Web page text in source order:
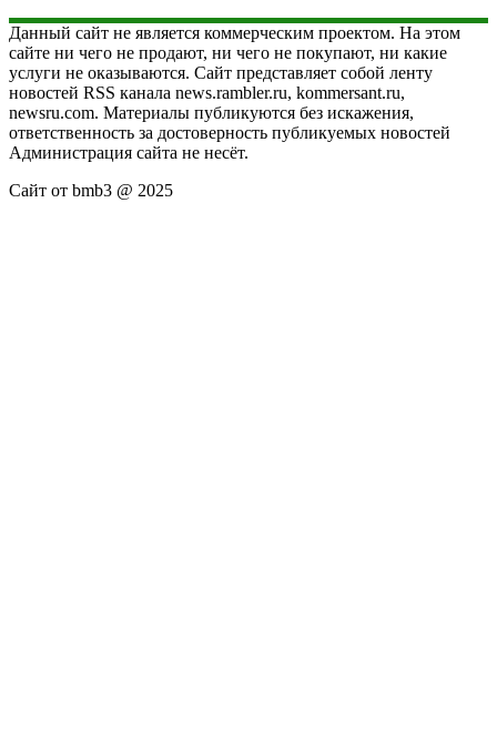
Данный сайт не является коммерческим проектом. На этом
сайте ни чего не продают, ни чего не покупают, ни какие
услуги не оказываются. Сайт представляет собой ленту
новостей RSS канала news.rambler.ru, kommersant.ru,
newsru.com. Материалы публикуются без искажения,
ответственность за достоверность публикуемых новостей
Администрация сайта не несёт.
Сайт от bmb3 @ 2025